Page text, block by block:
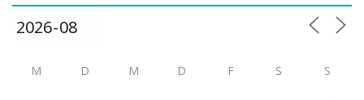
M D M D F S S